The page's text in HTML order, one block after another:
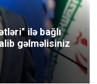
ilə bağlı
gəlməlisiniz